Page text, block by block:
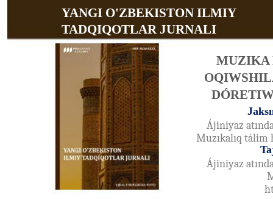
YANGI O'ZBEKISTON ILMIY
TADQIQOTLAR JURNALI
MUZIKA
Ájiniyaz
Muzıkalıq tálim
Ájiniyaz